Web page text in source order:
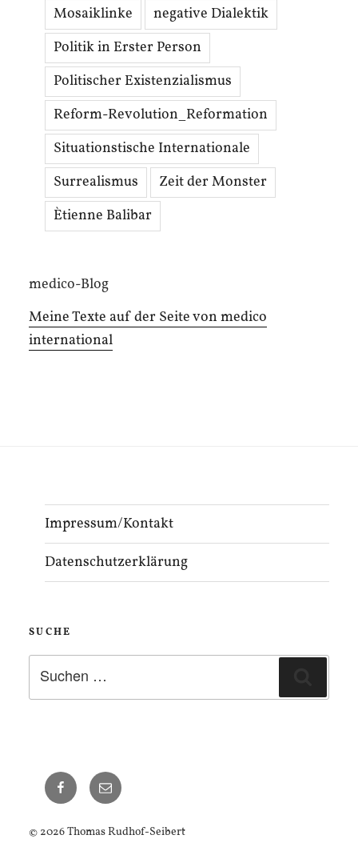
Mosaiklinke
negative Dialektik
Politik in Erster Person
Politischer Existenzialismus
Reform-Revolution_Reformation
Situationstische Internationale
Surrealismus
Zeit der Monster
Ètienne Balibar
medico-Blog
Meine Texte auf der Seite von medico
international
Impressum/Kontakt
Datenschutzerklärung
SUCHE
Suchen
Thomas
Seibert
auf
E-
Mail
© 2026 Thomas Rudhof-Seibert